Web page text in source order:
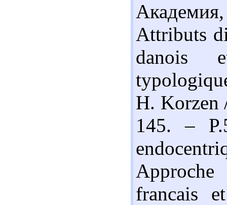
Attributs
danois
H. Korzen
145. –
francais